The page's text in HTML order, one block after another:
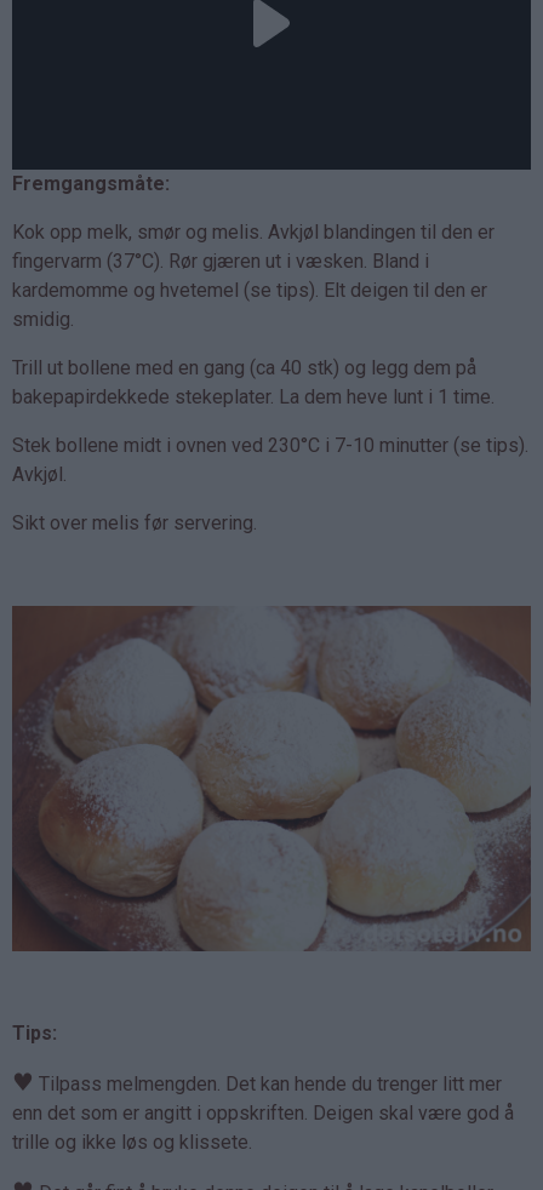
Fremgangsmåte:
Kok opp melk, smør og melis. Avkjøl blandingen til den er
fingervarm (37°C). Rør gjæren ut i væsken. Bland i
kardemomme og hvetemel (se tips). Elt deigen til den er
smidig.
Trill ut bollene med en gang (ca 40 stk) og legg dem på
bakepapirdekkede stekeplater. La dem heve lunt i 1 time.
Stek bollene midt i ovnen ved 230°C i 7-10 minutter (se tips).
Avkjøl.
Sikt over melis før servering.
Tips:
♥ Tilpass melmengden. Det kan hende du trenger litt mer
enn det som er angitt i oppskriften. Deigen skal være god å
trille og ikke løs og klissete.